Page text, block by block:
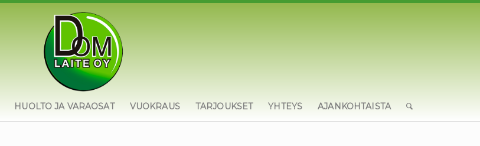
HUOLTO JA VARAOSAT VUOKRAUS TARJOUKSET YHTEYS AJANKOHTAISTA